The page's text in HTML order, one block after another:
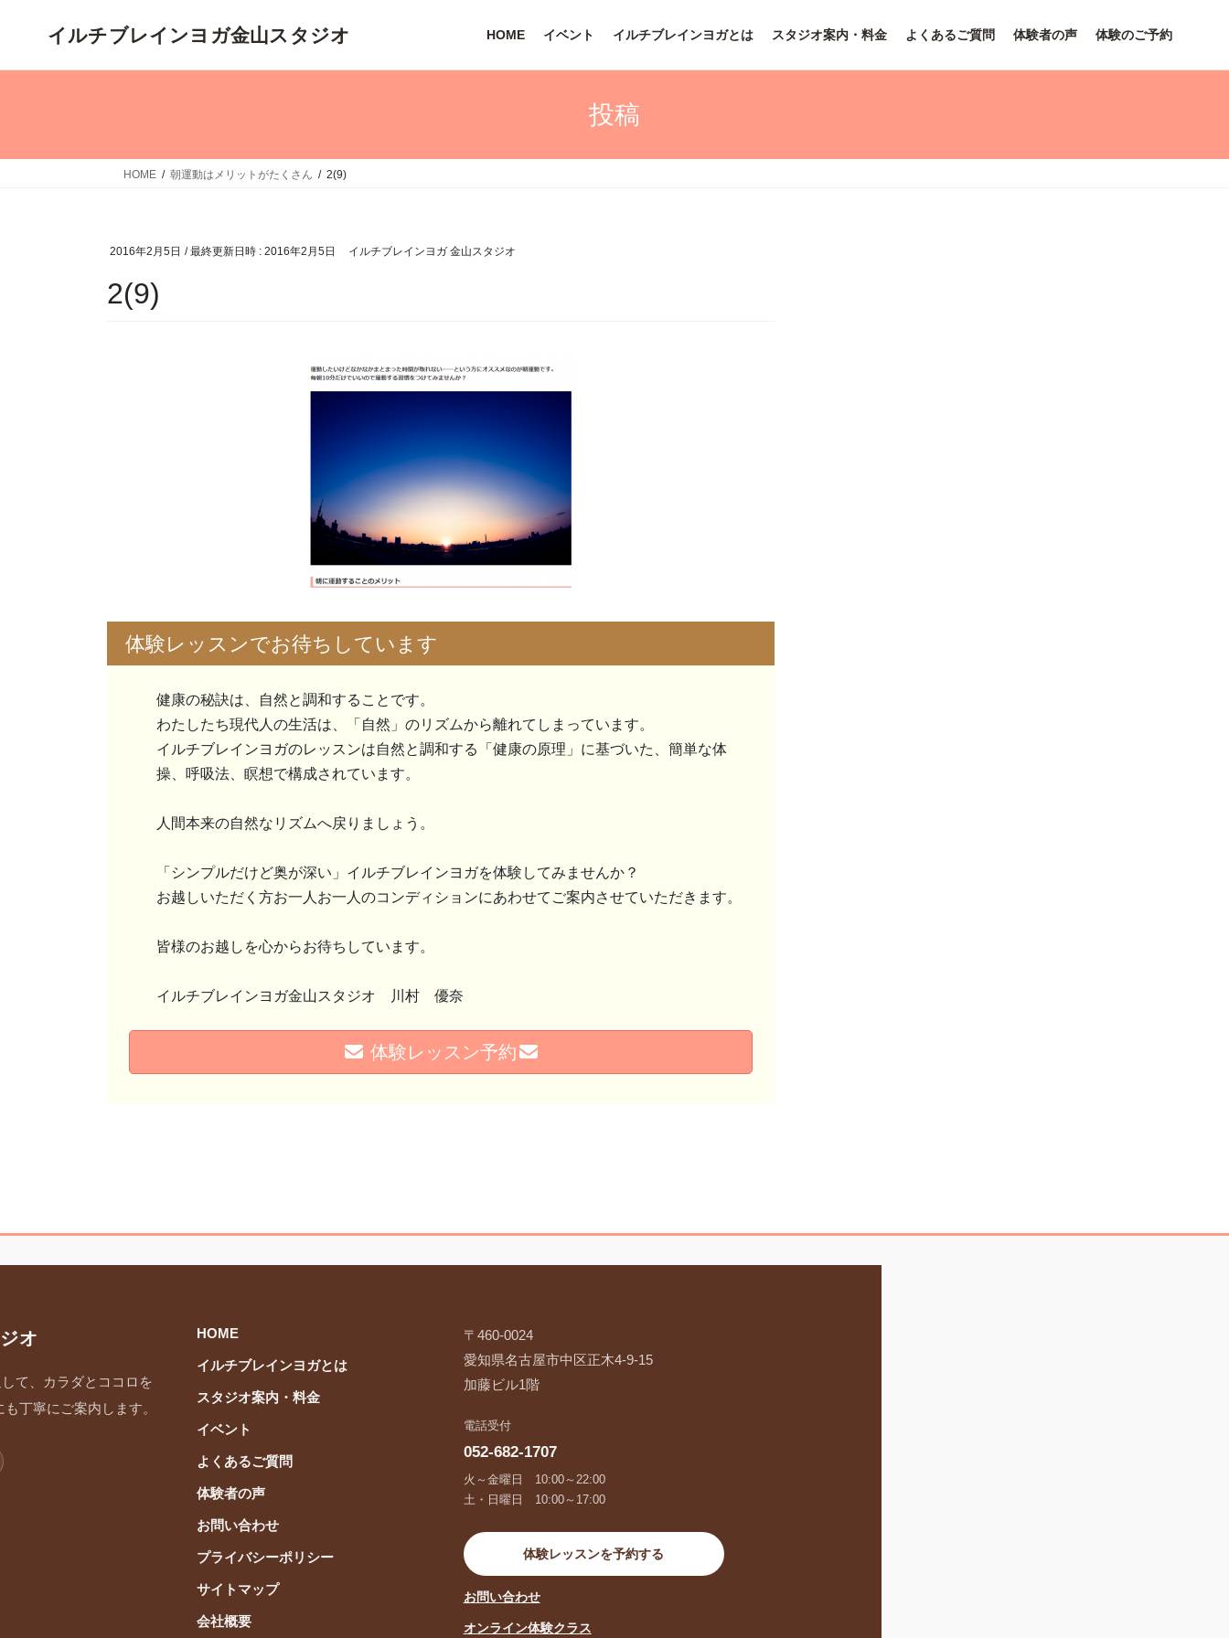
ン
キ
ー
に
HOME イベント イルチブレインヨガとは スタジオ案内・料金 よくあるご質問 体験者の声 体験のご予約
投稿
HOME 朝運動はメリットがたくさん 2(9)
2016年2月5日 / 最終更新日時 : 2016年2月5日 イルチブレインヨガ 金山スタジオ
2(9)
体験レッスンでお待ちしています
健康の秘訣は、自然と調和することです。
わたしたち現代人の生活は、「自然」のリズムから離れてしまっています。
イルチブレインヨガのレッスンは自然と調和する「健康の原理」に基づいた、簡単な体
操、呼吸法、瞑想で構成されています。
人間本来の自然なリズムへ戻りましょう。
「シンプルだけど奥が深い」イルチブレインヨガを体験してみませんか？
お越しいただく方お一人お一人のコンディションにあわせてご案内させていただきます。
皆様のお越しを心からお待ちしています。
イルチブレインヨガ金山スタジオ 川村 優奈
体験レッスン予約
オ
て、カラダとココロを
丁寧にご案内します。
HOME
イルチブレインヨガとは
スタジオ案内・料金
イベント
よくあるご質問
体験者の声
お問い合わせ
プライバシーポリシー
サイトマップ
会社概要
〒460-0024
愛知県名古屋市中区正木4-9-15
加藤ビル1階
電話受付
052-682-1707
火～金曜日 10:00～22:00
土・日曜日 10:00～17:00
体験レッスンを予約する
お問い合わせ
オンライン体験クラス